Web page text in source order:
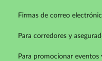
Firmas de correo
Para corredores y
Para promocionar eventos